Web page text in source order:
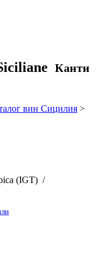
Канти
вин Сицилия >
(IGT) /